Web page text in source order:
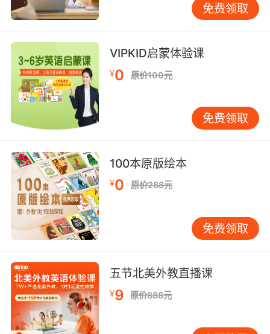
演讲技巧打磨：跨越文化的认知桥梁
学术报告的本质是观点传播，而跨文化差异常导
致信息折损。麻省理工学院的跨文化研究显示，
亚洲学者普遍倾向于间接表达，这在强调效率的
西方语境中可能被误解为信心不足（Lee,
2022）。VIPKID的情景模拟课程专门设计“文化
滤镜”训练：例如将“This is just a preliminary
study”改为“Our pioneering research has
identified...”，在保持严谨的同时增强说服力。肢
体语言方面，加州大学演讲教练Patel（2023）
提出“三角站位法”——演讲者应交替注视会场左
中右三个区域，配合每分钟120步的适度踱步，
既能控制节奏，又能营造平等对话感。VIPKID通
过虚拟会议系统，实时反馈学者的眼神聚焦点与
手势幅度，使其逐渐形成符合国际惯例的舞台表
现力。
技术准备升级：数字时代的呈现革命
Zoom时代的到来重新定义了学术报告的边界。牛
津大学线上会议研究报告显示，65%的听众会因
幻灯片字体小于24号放弃阅读内容（Clark,
免费领取
VIPKID启蒙体验课
¥0 原价100元
免费领取
100本原版绘本
¥0 原价288元
免费领取
五节北美外教直播课
¥9 原价888元